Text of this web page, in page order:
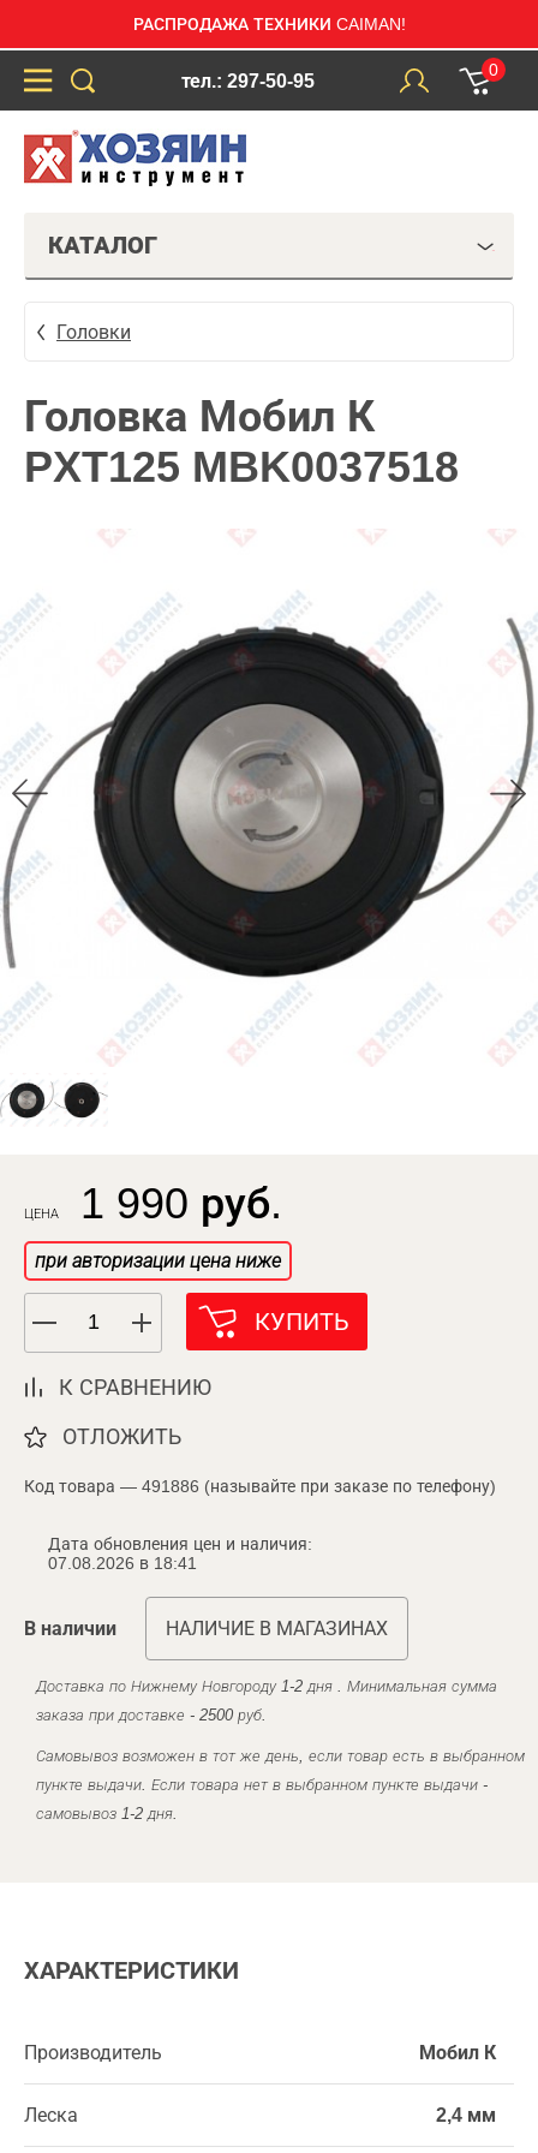
РАСПРОДАЖА ТЕХНИКИ CAIMAN!
тел.: 297-50-95
0
КАТАЛОГ
Головки
Головка Мобил К
PXT125 MBK0037518
ЦЕНА 1 990 руб.
при авторизации цена ниже
КУПИТЬ
К СРАВНЕНИЮ
ОТЛОЖИТЬ
Код товара — 491886 (называйте при заказе по телефону)
Дата обновления цен и наличия:
07.08.2026 в 18:41
В наличии НАЛИЧИЕ В МАГАЗИНАХ
Доставка по Нижнему Новгороду 1-2 дня . Минимальная сумма
заказа при доставке - 2500 руб.
Самовывоз возможен в тот же день, если товар есть в выбранном
пункте выдачи. Если товара нет в выбранном пункте выдачи -
самовывоз 1-2 дня.
ХАРАКТЕРИСТИКИ
Производитель Мобил К
Леска 2,4 мм